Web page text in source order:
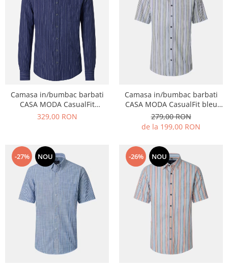
camasi imprimeuri diverse
camasi dupa lungimea manecii
camasi maneca lunga
camasi maneca scurta
accesorii outdoor
MAURITIUS
DALACO
LEVI'S
VIKING
STETSON
SCARPA
FISCHER
Camasa in/bumbac barbati
CASA MODA CasualFit
albastru dungi
329,00 RON
Camasa in/bumbac barbati
CASA MODA CasualFit bleu
dungi
279,00 RON
de la 199,00 RON
-27% NOU -26% NOU